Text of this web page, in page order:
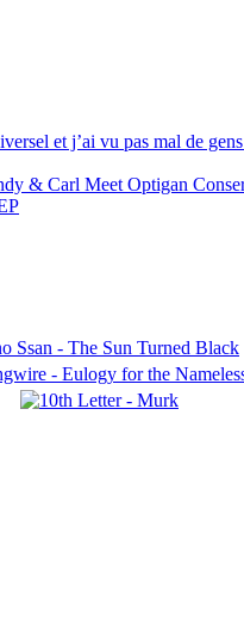
et j’ai vu pas mal de
& Carl Meet Optigan